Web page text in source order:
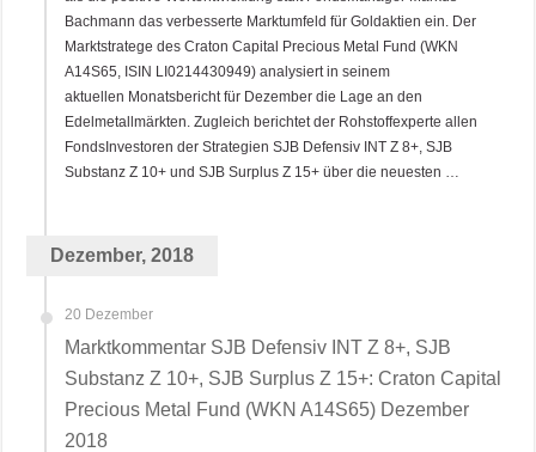
Bachmann das verbesserte Marktumfeld für Goldaktien ein. Der
Marktstratege des Craton Capital Precious Metal Fund (WKN
A14S65, ISIN LI0214430949) analysiert in seinem
aktuellen Monatsbericht für Dezember die Lage an den
Edelmetallmärkten. Zugleich berichtet der Rohstoffexperte allen
FondsInvestoren der Strategien SJB Defensiv INT Z 8+, SJB
Substanz Z 10+ und SJB Surplus Z 15+ über die neuesten …
Dezember, 2018
20 Dezember
Marktkommentar SJB Defensiv INT Z 8+, SJB
Substanz Z 10+, SJB Surplus Z 15+: Craton Capital
Precious Metal Fund (WKN A14S65) Dezember
2018